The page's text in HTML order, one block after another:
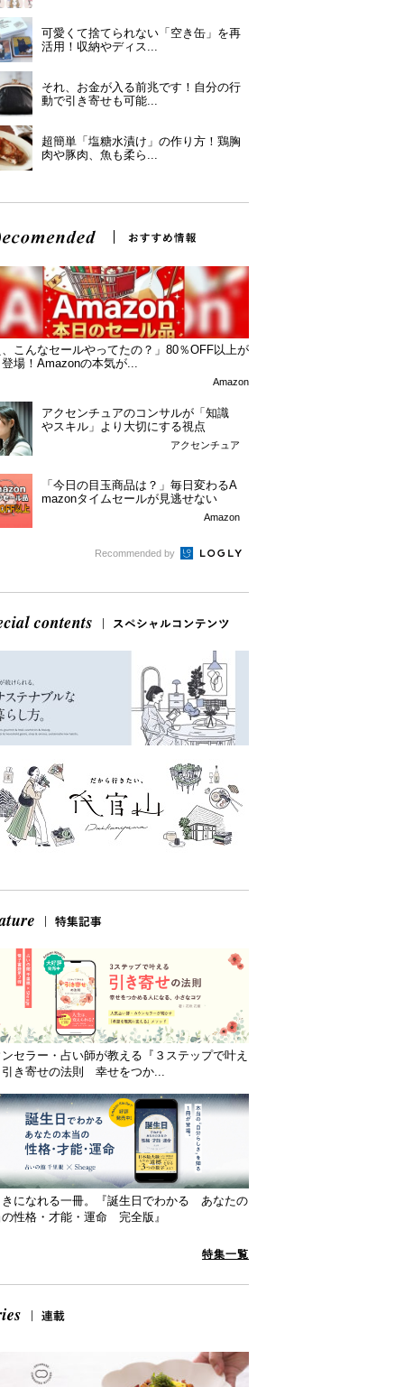
可愛くて捨てられない「空き缶」を再
活用！収納やディス...
それ、お金が入る前兆です！自分の行
動で引き寄せも可能...
超簡単「塩糖水漬け」の作り方！鶏胸
肉や豚肉、魚も柔ら...
こんなセールやってたの？」80％OFF以上が
場！Amazonの本気が...
Amazon
アクセンチュアのコンサルが「知識
やスキル」より大切にする視点
アクセンチュア
「今日の目玉商品は？」毎日変わるA
mazonタイムセールが見逃せない
Amazon
Recommended by
セラー・占い師が教える『３ステップで叶え
き寄せの法則 幸せをつか...
きになれる一冊。『誕生日でわかる あなたの
性格・才能・運命 完全版』
特集一覧